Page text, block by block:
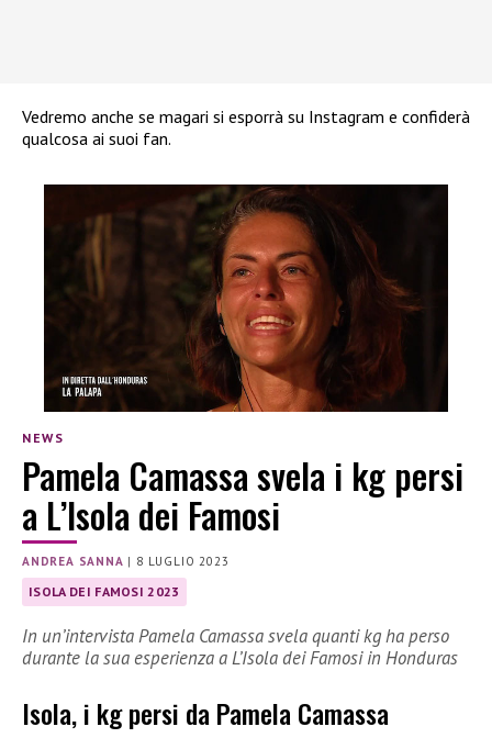
Vedremo anche se magari si esporrà su Instagram e confiderà
qualcosa ai suoi fan.
NEWS
Pamela Camassa svela i kg persi
a L’Isola dei Famosi
ANDREA SANNA | 8 LUGLIO 2023
ISOLA DEI FAMOSI 2023
In un’intervista Pamela Camassa svela quanti kg ha perso
durante la sua esperienza a L’Isola dei Famosi in Honduras
Isola, i kg persi da Pamela Camassa